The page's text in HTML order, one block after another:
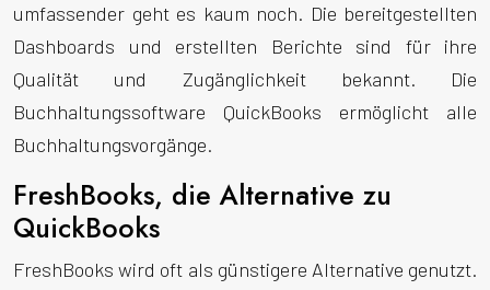
umfassender geht es kaum noch. Die bereitgestellten
Dashboards und erstellten Berichte sind für ihre
Qualität und Zugänglichkeit bekannt. Die
Buchhaltungssoftware QuickBooks ermöglicht alle
Buchhaltungsvorgänge.
FreshBooks, die Alternative zu
QuickBooks
FreshBooks wird oft als günstigere Alternative genutzt.